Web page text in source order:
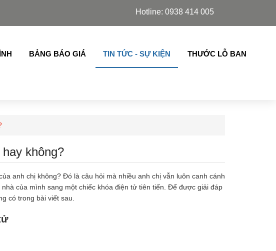
Schuco, Slim Azdoor, cửa lá sách,chớp lật thế hệ mới nhập khẩu
Hotline: 0938 414 005
BẢNG BÁO GIÁ TIN TỨC - SỰ KIỆN THƯỚC LỖ BAN
không?
anh chị không? Đó là câu hỏi mà nhiều anh chị vẫn luôn canh cánh
của mình sang một chiếc khóa điện tử tiên tiến. Để được giải đáp
có trong bài viết sau.